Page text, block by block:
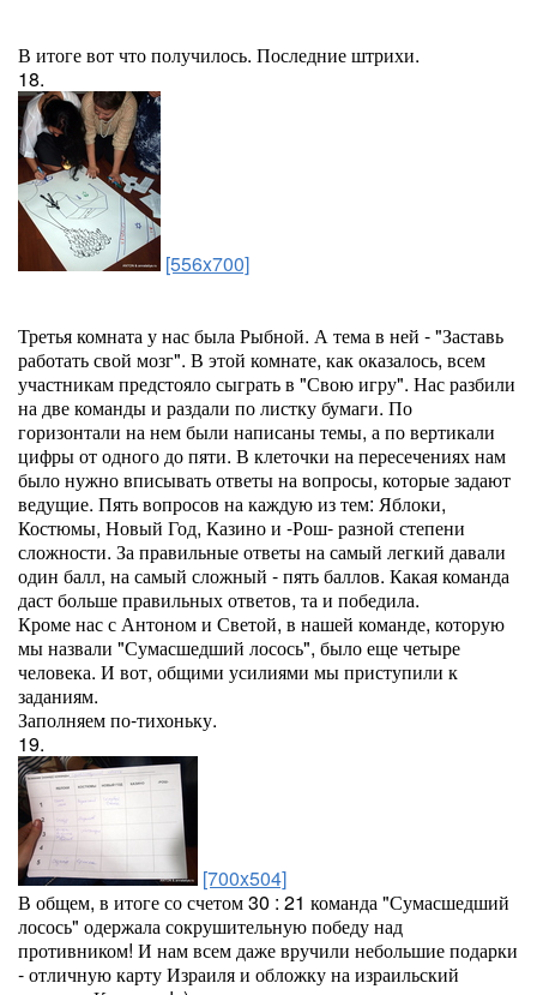
В итоге вот что получилось. Последние штрихи.
18.
[556x700]
Третья комната у нас была Рыбной. А тема в ней - "Заставь
работать свой мозг". В этой комнате, как оказалось, всем
участникам предстояло сыграть в "Свою игру". Нас разбили
на две команды и раздали по листку бумаги. По
горизонтали на нем были написаны темы, а по вертикали
цифры от одного до пяти. В клеточки на пересечениях нам
было нужно вписывать ответы на вопросы, которые задают
ведущие. Пять вопросов на каждую из тем: Яблоки,
Костюмы, Новый Год, Казино и -Рош- разной степени
сложности. За правильные ответы на самый легкий давали
один балл, на самый сложный - пять баллов. Какая команда
даст больше правильных ответов, та и победила.
Кроме нас с Антоном и Светой, в нашей команде, которую
мы назвали "Сумасшедший лосось", было еще четыре
человека. И вот, общими усилиями мы приступили к
заданиям.
Заполняем по-тихоньку.
19.
[700x504]
В общем, в итоге со счетом 30 : 21 команда "Сумасшедший
лосось" одержала сокрушительную победу над
противником! И нам всем даже вручили небольшие подарки
- отличную карту Израиля и обложку на израильский